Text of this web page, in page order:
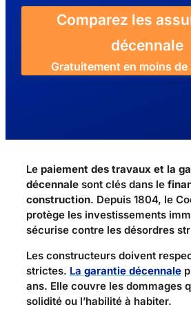
Comparez les
décennale
Gratuitement en moins de
Le paiement des travaux et la
décennale sont clés dans le
construction. Depuis 1804, le
protège les investissements
sécurise contre les désordres
Les constructeurs doivent
strictes. La garantie décennale
ans. Elle couvre les dommages
solidité ou l’habilité à habiter.